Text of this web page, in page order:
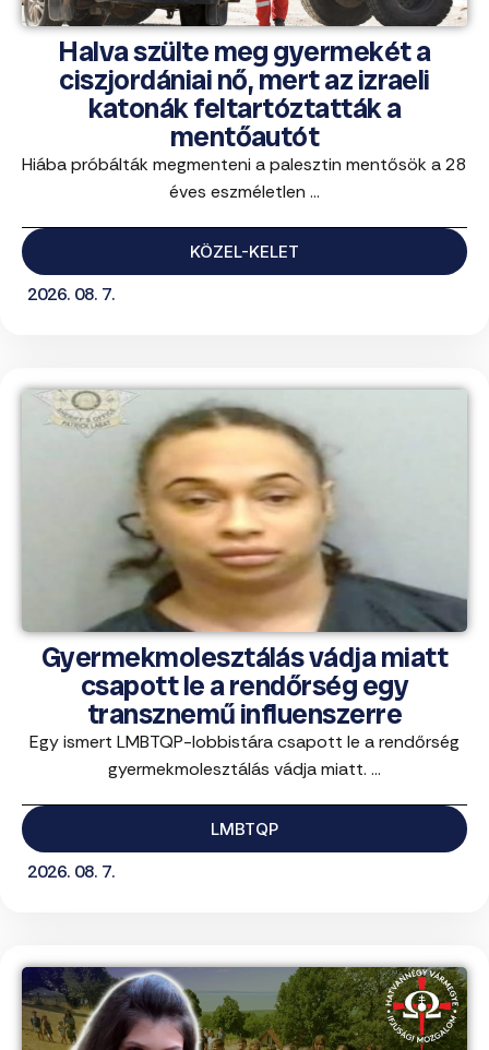
Halva szülte meg gyermekét a
ciszjordániai nő, mert az izraeli
katonák feltartóztatták a
mentőautót
Hiába próbálták megmenteni a palesztin mentősök a 28
éves eszméletlen ...
KÖZEL-KELET
2026. 08. 7.
Gyermekmolesztálás vádja miatt
csapott le a rendőrség egy
transznemű influenszerre
Egy ismert LMBTQP-lobbistára csapott le a rendőrség
gyermekmolesztálás vádja miatt. ...
LMBTQP
2026. 08. 7.